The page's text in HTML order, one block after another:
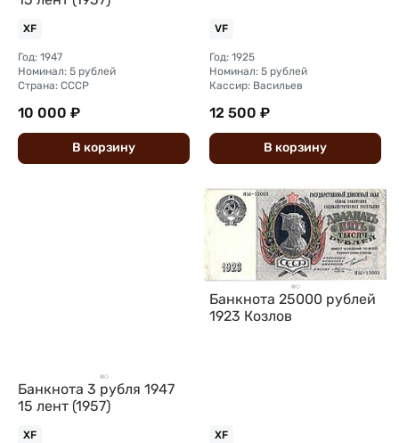
XF
Год: 1947
Номинал: 5 рублей
Страна: СССР
10 000 ₽
В корзину
VF
Год: 1925
Номинал: 5 рублей
Кассир: Васильев
12 500 ₽
В корзину
Банкнота 3 рубля 1947
15 лент (1957)
XF
Банкнота 25000 рублей
1923 Козлов
XF